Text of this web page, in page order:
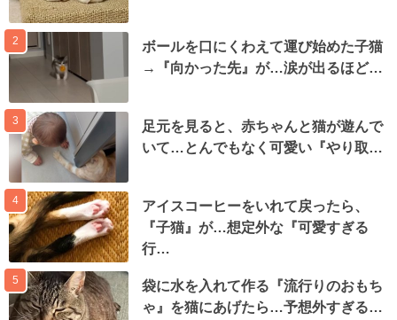
2
ボールを口にくわえて運び始めた子猫
→『向かった先』が…涙が出るほど…
3
足元を見ると、赤ちゃんと猫が遊んで
いて…とんでもなく可愛い『やり取…
4
アイスコーヒーをいれて戻ったら、
『子猫』が…想定外な『可愛すぎる
行…
5
袋に水を入れて作る『流行りのおもち
ゃ』を猫にあげたら…予想外すぎる…